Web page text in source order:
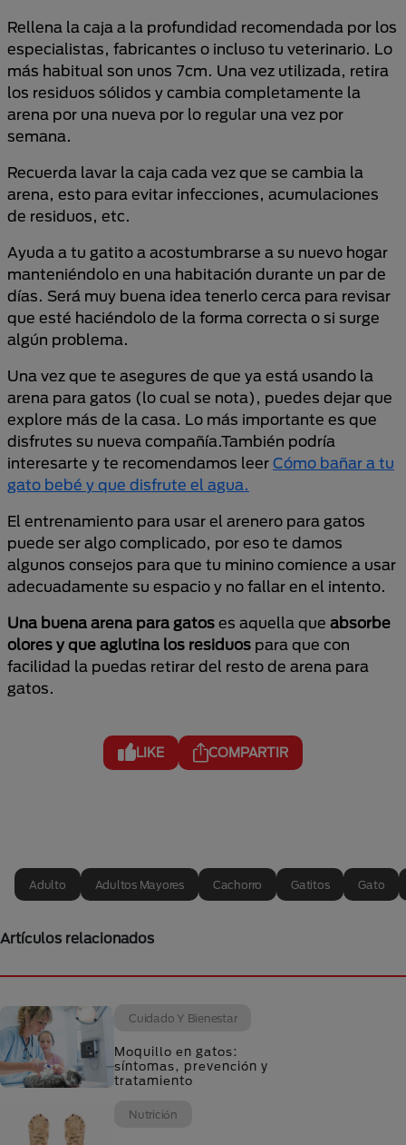
Rellena la caja a la profundidad recomendada por los
especialistas, fabricantes o incluso tu veterinario. Lo
más habitual son unos 7cm. Una vez utilizada, retira
los residuos sólidos y cambia completamente la
arena por una nueva por lo regular una vez por
semana.
Recuerda lavar la caja cada vez que se cambia la
arena, esto para evitar infecciones, acumulaciones
de residuos, etc.
Ayuda a tu gatito a acostumbrarse a su nuevo hogar
manteniéndolo en una habitación durante un par de
días. Será muy buena idea tenerlo cerca para revisar
que esté haciéndolo de la forma correcta o si surge
algún problema.
Una vez que te asegures de que ya está usando la
arena para gatos (lo cual se nota), puedes dejar que
explore más de la casa. Lo más importante es que
disfrutes su nueva compañía.También podría
interesarte y te recomendamos leer Cómo bañar a tu
gato bebé y que disfrute el agua.
El entrenamiento para usar el arenero para gatos
puede ser algo complicado, por eso te damos
algunos consejos para que tu minino comience a usar
adecuadamente su espacio y no fallar en el intento.
Una buena arena para gatos es aquella que absorbe
olores y que aglutina los residuos para que con
facilidad la puedas retirar del resto de arena para
gatos.
LIKE COMPARTIR
Adulto Adultos Mayores Cachorro Gatitos Gato
Artículos relacionados
Cuidado Y Bienestar
Moquillo en gatos:
síntomas, prevención y
tratamiento
Nutrición